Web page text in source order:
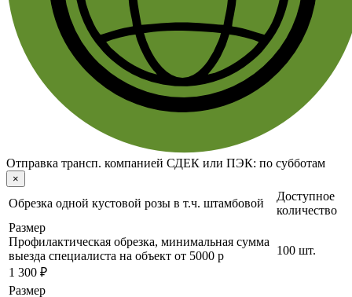
Отправка трансп. компанией СДЕК или ПЭК: по субботам
×
Обрезка одной кустовой розы в т.ч. штамбовой
Доступное
количество
Размер
Профилактическая обрезка, минимальная сумма
выезда специалиста на объект от 5000 р
1 300 ₽
100 шт.
Размер